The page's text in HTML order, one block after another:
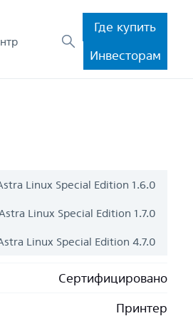
Где купить
Инвесторам
Linux Special Edition 1.6.0
Linux Special Edition 1.7.0
Linux Special Edition 4.7.0
Сертифицировано
Принтер